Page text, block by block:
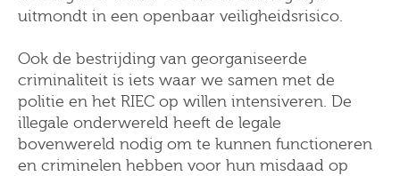
uitmondt in een openbaar veiligheidsrisico.
Ook de bestrijding van georganiseerde
criminaliteit is iets waar we samen met de
politie en het RIEC op willen intensiveren. De
illegale onderwereld heeft de legale
bovenwereld nodig om te kunnen functioneren
en criminelen hebben voor hun misdaad op